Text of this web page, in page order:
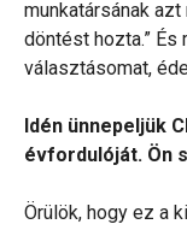
munkatársának azt
döntést hozta.”
választásomat,
Idén ünnepeljük
évfordulóját. Ön
Örülök, hogy ez a